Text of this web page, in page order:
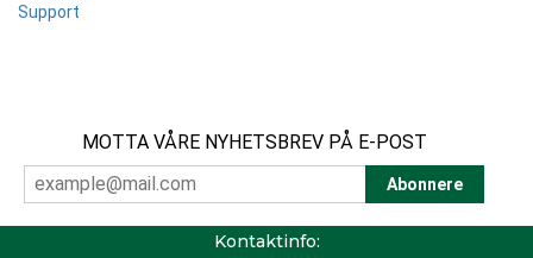
Support
MOTTA VÅRE NYHETSBREV PÅ E-POST
Kontaktinfo: